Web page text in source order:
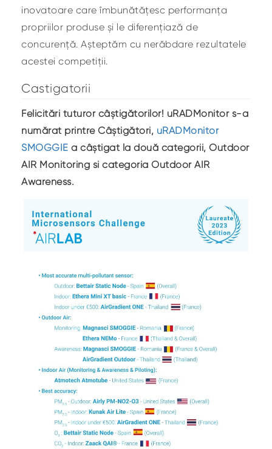
inovatoare care îmbunătățesc performanța
propriilor produse și le diferențiază de
concurență. Așteptăm cu nerăbdare rezultatele
acestei competiții.
Castigatorii
Felicitări tuturor câștigătorilor! uRADMonitor s-a
numărat printre Câștigători, uRADMonitor
SMOGGIE a câștigat la două categorii, Outdoor
AIR Monitoring si categoria Outdoor AIR
Awareness.